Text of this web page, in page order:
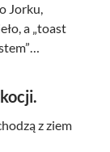
Jorku,
a „toast
z ziem